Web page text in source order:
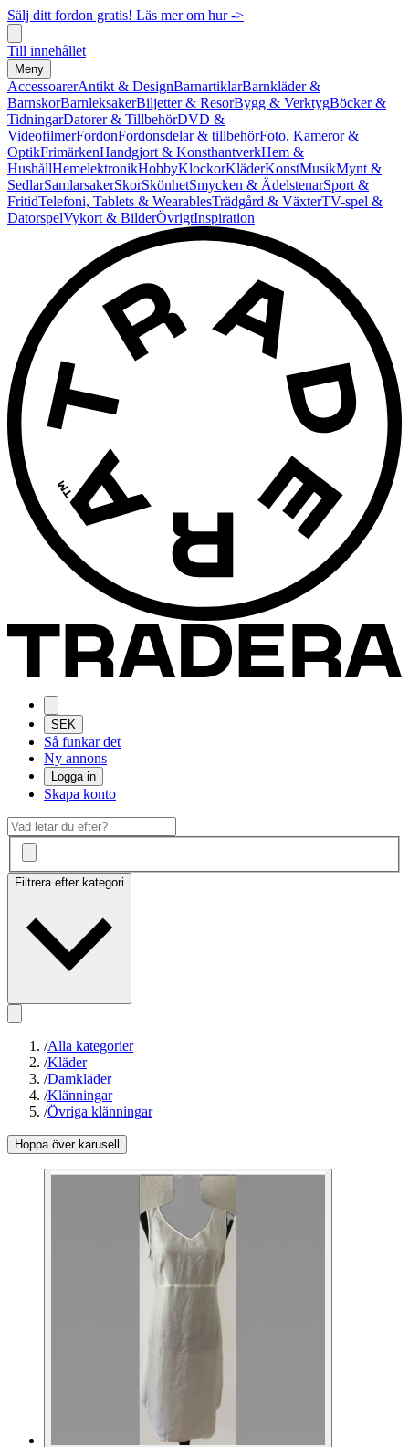
Sälj ditt fordon gratis! Läs mer om hur ->
Till innehållet
Meny
AccessoarerAntikt & DesignBarnartiklarBarnkläder &
BarnskorBarnleksakerBiljetter & ResorBygg & VerktygBöcker &
TidningarDatorer & TillbehörDVD &
VideofilmerFordonFordonsdelar & tillbehörFoto, Kameror &
OptikFrimärkenHandgjort & KonsthantverkHem &
HushållHemelektronikHobbyKlockorKläderKonstMusikMynt &
SedlarSamlarsakerSkorSkönhetSmycken & ÄdelstenarSport &
FritidTelefoni, Tablets & WearablesTrädgård & VäxterTV-spel &
DatorspelVykort & BilderÖvrigtInspiration
SEK
Så funkar det
Ny annons
Logga in
Skapa konto
Filtrera efter kategori
/Alla kategorier
/Kläder
/Damkläder
/Klänningar
/Övriga klänningar
Hoppa över karusell